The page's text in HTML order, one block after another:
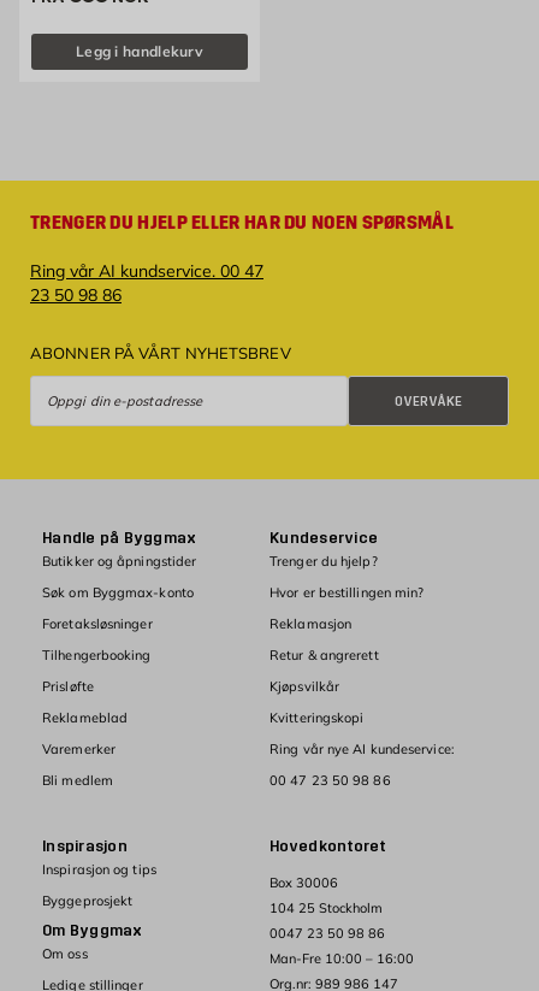
Legg i handlekurv
TRENGER DU HJELP ELLER HAR DU NOEN SPØRSMÅL
Ring vår AI kundservice. 00 47
23 50 98 86
ABONNER PÅ VÅRT NYHETSBREV
OVERVÅKE
Hovedkontoret
Box 30006
104 25 Stockholm
0047 23 50 98 86
Man-Fre 10:00 – 16:00
Org.nr: 989 986 147
Handle på Byggmax
Butikker og åpningstider
Søk om Byggmax-konto
Foretaksløsninger
Tilhengerbooking
Prisløfte
Reklameblad
Varemerker
Bli medlem
Kundeservice
Trenger du hjelp?
Hvor er bestillingen min?
Reklamasjon
Retur & angrerett
Kjøpsvilkår
Kvitteringskopi
Ring vår nye AI kundeservice:
00 47 23 50 98 86
Inspirasjon
Inspirasjon og tips
Byggeprosjekt
Om Byggmax
Om oss
Ledige stillinger